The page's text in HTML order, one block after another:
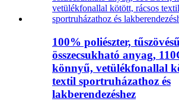
100% poliészter,
összecsukható anyag,
könnyű, vetülékfonallal
textil sportruházathoz és
lakberendezéshez